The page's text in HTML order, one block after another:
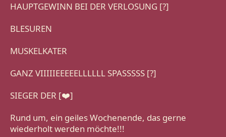
HAUPTGEWINN BEI DER VERLOSUNG [?]
BLESUREN
MUSKELKATER
GANZ VIIIIIEEEEELLLLLL SPASSSSS [?]
SIEGER DER [❤️]
Rund um, ein geiles Wochenende, das gerne
wiederholt werden möchte!!!